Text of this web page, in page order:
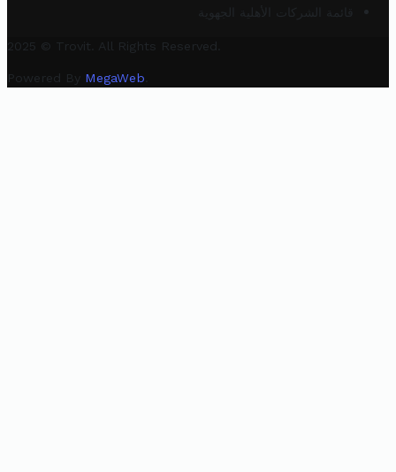
قائمة الشركات الأهلية الجهوية
2025 © Trovit. All Rights Reserved.
Powered By MegaWeb